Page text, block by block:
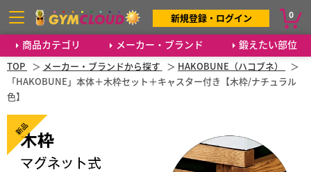
商品カテゴリ メーカー・ブランド 鍛えたい部位
新規登録・ログイン 0
TOP メーカー・ブランドから探す
HAKOBUNE（ハコブネ）
「HAKOBUNE」本体＋木枠セット＋キャスター付き【木枠/ナチュラル
色】
新品